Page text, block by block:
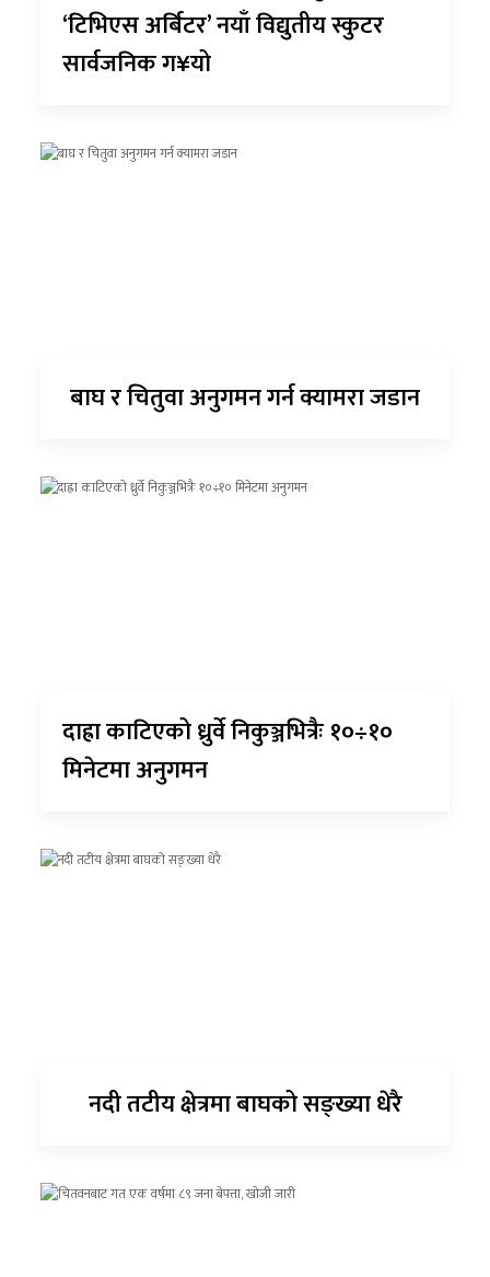
‘टिभिएस अर्बिटर’ नयाँ विद्युतीय स्कुटर
सार्वजनिक ग¥यो
बाघ र चितुवा अनुगमन गर्न क्यामरा जडान
दाह्रा काटिएको ध्रुर्वे निकुञ्जभित्रैः १०÷१०
मिनेटमा अनुगमन
नदी तटीय क्षेत्रमा बाघको सङ्ख्या धेरै